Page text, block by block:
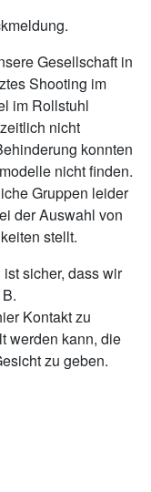
Gesellschaft in
Shooting im
im Rollstuhl
nicht
konnten
nicht finden.
Gruppen leider
der Auswahl von
stellt.
sicher, dass wir
Kontakt zu
werden kann, die
zu geben.